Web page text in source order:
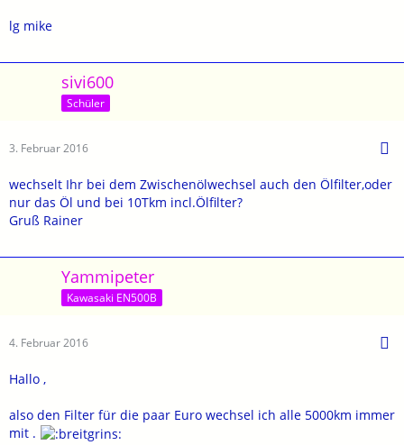
lg mike
sivi600
Schüler
3. Februar 2016
wechselt Ihr bei dem Zwischenölwechsel auch den Ölfilter,oder
nur das Öl und bei 10Tkm incl.Ölfilter?
Gruß Rainer
Yammipeter
Kawasaki EN500B
4. Februar 2016
Hallo ,
also den Filter für die paar Euro wechsel ich alle 5000km immer
mit .